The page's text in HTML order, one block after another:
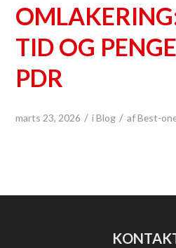
TID OG
PDR
marts 23, 2026 / iBlog / afBest-